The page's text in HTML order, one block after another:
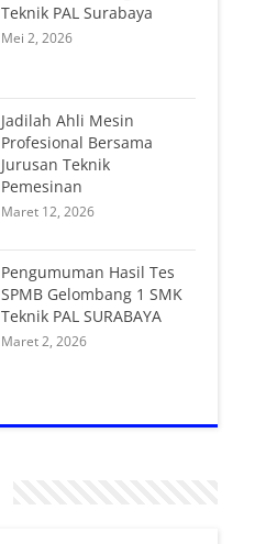
Teknik PAL Surabaya
Mei 2, 2026
Jadilah Ahli Mesin
Profesional Bersama
Jurusan Teknik
Pemesinan
Maret 12, 2026
Pengumuman Hasil Tes
SPMB Gelombang 1 SMK
Teknik PAL SURABAYA
Maret 2, 2026